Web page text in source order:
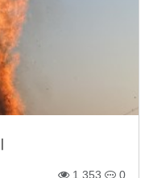
1,353 0